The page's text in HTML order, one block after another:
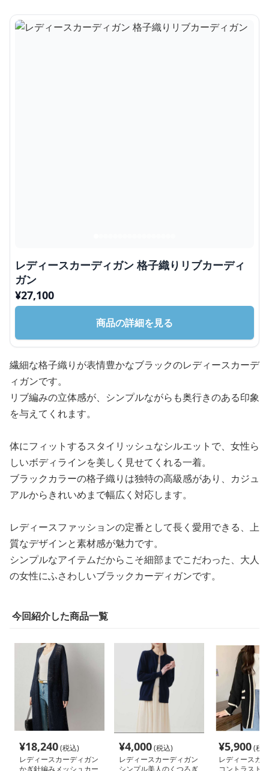
レディースカーディガン 格子織りリブカーディ
ガン
¥27,100
商品の詳細を見る
繊細な格子織りが表情豊かなブラックのレディースカーデ
ィガンです。
リブ編みの立体感が、シンプルながらも奥行きのある印象
を与えてくれます。
体にフィットするスタイリッシュなシルエットで、女性ら
しいボディラインを美しく見せてくれる一着。
ブラックカラーの格子織りは独特の高級感があり、カジュ
アルからきれいめまで幅広く対応します。
レディースファッションの定番として長く愛用できる、上
質なデザインと素材感が魅力です。
シンプルなアイテムだからこそ細部までこだわった、大人
の女性にふさわしいブラックカーディガンです。
今回紹介した商品一覧
¥18,240(税込)
レディースカーディガン
かぎ針編みメッシュカー
¥4,000(税込)
レディースカーディガン
シンプル美人のくつろぎ
¥5,900(税
レディースカ
コントラスト